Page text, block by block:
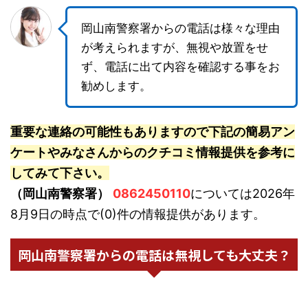
岡山南警察署からの電話は様々な理由
が考えられますが、無視や放置をせ
ず、電話に出て内容を確認する事をお
勧めします。
重要な連絡の可能性もありますので下記の簡易アン
ケートやみなさんからのクチコミ情報提供を参考に
してみて下さい。
（岡山南警察署）
0862450110については2026年
8月9日の時点で(0)件の情報提供があります。
岡山南警察署からの電話は無視しても大丈夫？